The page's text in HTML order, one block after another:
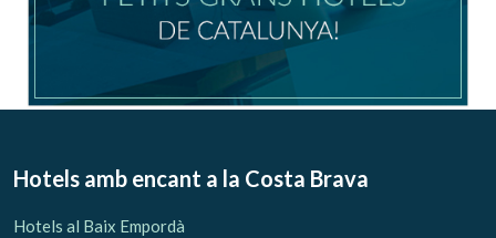
Hotels amb encant a la Costa Brava
Hotels al Baix Empordà
Modificar cookies
Aquest lloc web utilitza cookies pròpies per recopilar
Si continua navegant, suposa l'acceptació de la instal·lació